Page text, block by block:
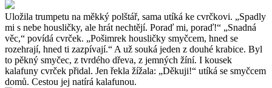
Uložila trumpetu na měkký polštář, sama utíká ke cvrčkovi. „Spadly
mi s nebe housličky, ale hrát nechtějí. Poraď mi, poraď!“ „Snadná
věc,“ povídá cvrček. „Pošimrek housličky smyčcem, hned se
rozehrají, hned ti zazpívají.“ A už souká jeden z douhé krabice. Byl
to pěkný smyčec, z tvrdého dřeva, z jemných žíní. I kousek
kalafuny cvrček přidal. Jen řekla žížala: „Děkuji!“ utíká se smyčcem
domů. Cestou jej natírá kalafunou.